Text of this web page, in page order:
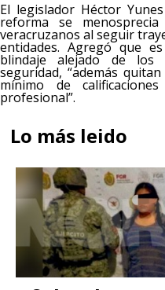
El legislador Héctor
reforma se
veracruzanos al seguir
entidades. Agregó que
blindaje alejado de los
seguridad, “además
mínimo de
profesional”.
Lo más leido